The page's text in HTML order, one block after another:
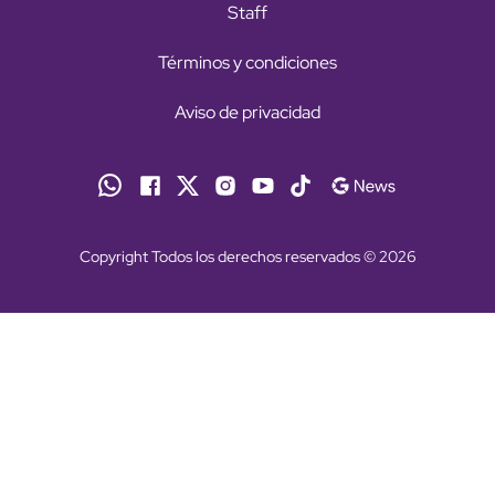
Staff
Términos y condiciones
Aviso de privacidad
Copyright Todos los derechos reservados © 2026